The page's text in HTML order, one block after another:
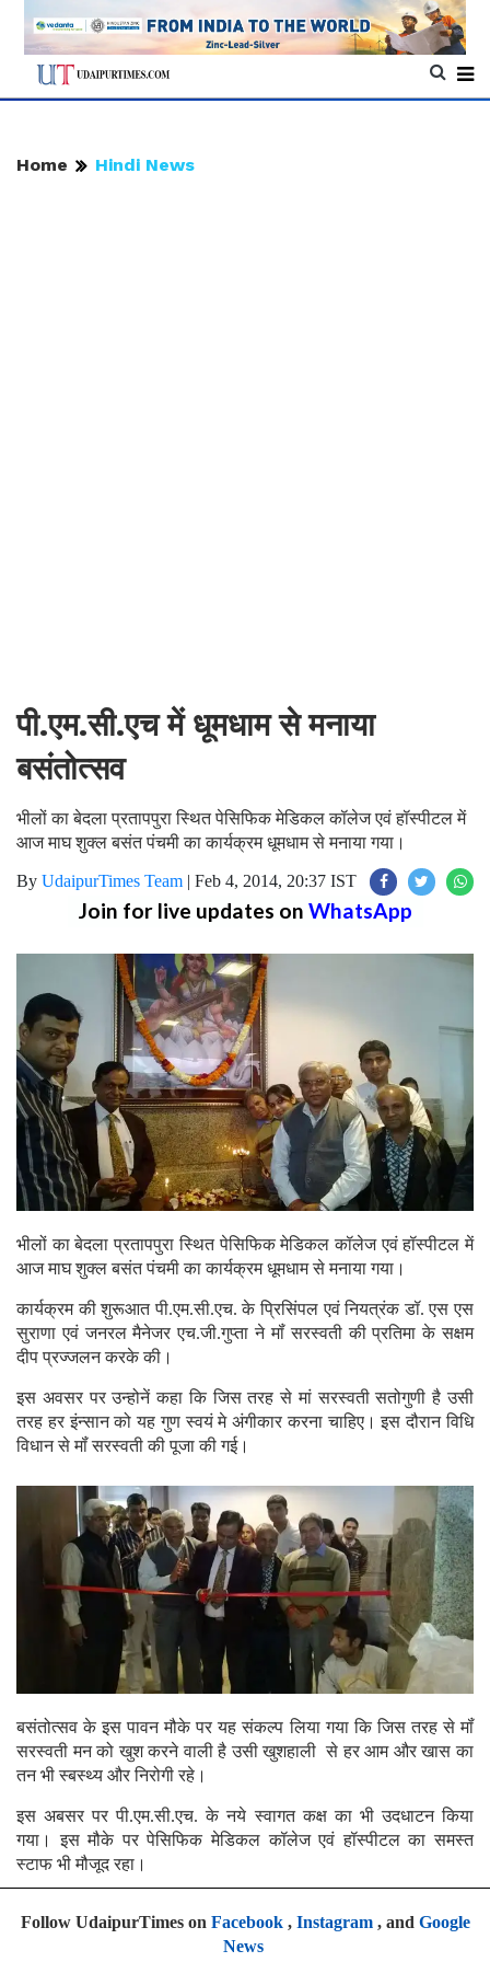
Home Hindi News
पी.एम.सी.एच में धूमधाम से मनाया
बसंतोत्सव
भीलों का बेदला प्रतापपुरा स्थित पेसिफिक मेडिकल कॉलेज एवं हॉस्पीटल में
आज माघ शुक्ल बसंत पंचमी का कार्यक्रम धूमधाम से मनाया गया।
By UdaipurTimes Team | Feb 4, 2014, 20:37 IST
Join for live updates on WhatsApp
भीलों का बेदला प्रतापपुरा स्थित पेसिफिक मेडिकल कॉलेज एवं हॉस्पीटल में
आज माघ शुक्ल बसंत पंचमी का कार्यक्रम धूमधाम से मनाया गया।
कार्यक्रम की शुरूआत पी.एम.सी.एच. के प्रिसिंपल एवं नियत्रंक डॉ. एस एस
सुराणा एवं जनरल मैनेजर एच.जी.गुप्ता ने मॉं सरस्वती की प्रतिमा के सक्षम
दीप प्रज्जलन करके की।
इस अवसर पर उन्होनें कहा कि जिस तरह से मां सरस्वती सतोगुणी है उसी
तरह हर इंन्सान को यह गुण स्वयं मे अंगीकार करना चाहिए। इस दौरान विधि
विधान से मॉं सरस्वती की पूजा की गई।
बसंतोत्सव के इस पावन मौके पर यह संकल्प लिया गया कि जिस तरह से मॉं
सरस्वती मन को खुश करने वाली है उसी खुशहाली से हर आम और खास का
तन भी स्बस्थ्य और निरोगी रहे।
इस अबसर पर पी.एम.सी.एच. के नये स्वागत कक्ष का भी उदधाटन किया
गया। इस मौके पर पेसिफिक मेडिकल कॉलेज एवं हॉस्पीटल का समस्त
स्टाफ भी मौजूद रहा।
Follow UdaipurTimes on Facebook, Instagram, and Google
News